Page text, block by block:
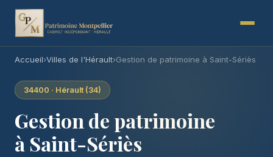
Accueil›Villes de l'Hérault›Gestion de patrimoine à Saint-Sériès
34400 · Hérault (34)
Gestion de patrimoine
à Saint-Sériès